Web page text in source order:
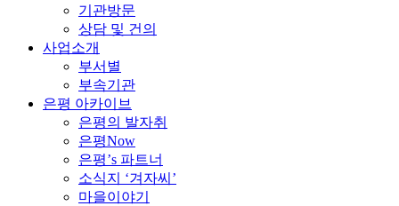
기관방문
상담 및 건의
사업소개
부서별
부속기관
은평 아카이브
은평의 발자취
은평Now
은평’s 파트너
소식지 ‘겨자씨’
마을이야기